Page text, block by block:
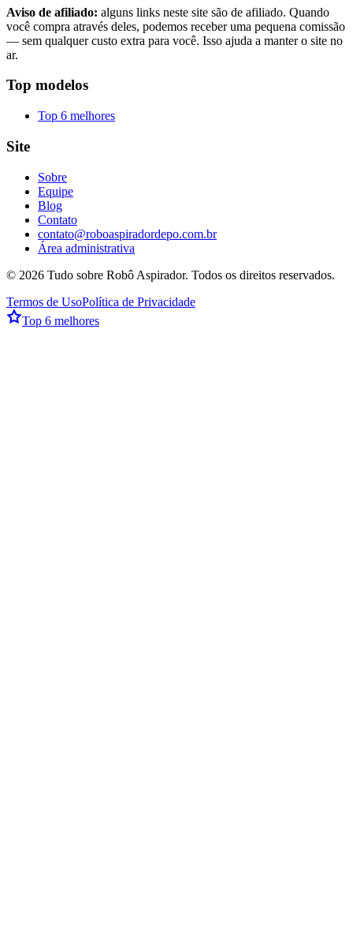
Aviso de afiliado: alguns links neste site são de afiliado. Quando
você compra através deles, podemos receber uma pequena comissão
— sem qualquer custo extra para você. Isso ajuda a manter o site no
ar.
Top modelos
Top 6 melhores
Site
Sobre
Equipe
Blog
Contato
contato@roboaspiradordepo.com.br
Área administrativa
© 2026 Tudo sobre Robô Aspirador. Todos os direitos reservados.
Termos de UsoPolítica de Privacidade
Top 6 melhores